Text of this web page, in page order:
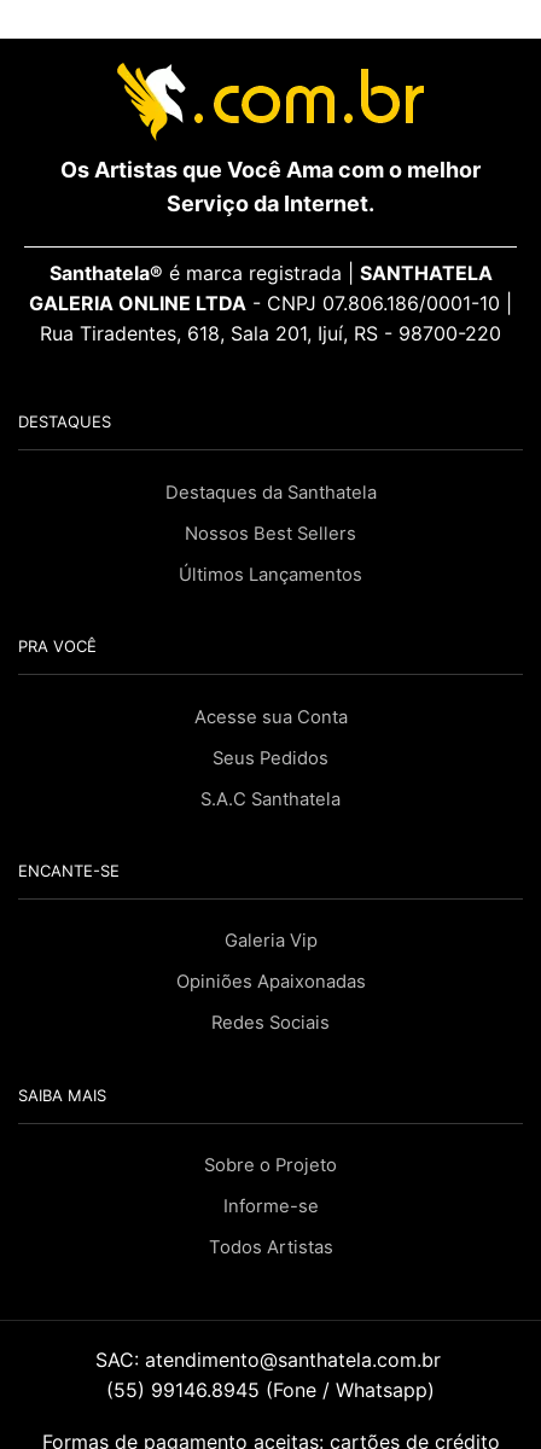
Os Artistas que Você Ama com o melhor
Serviço da Internet.
Santhatela® é marca registrada | SANTHATELA
GALERIA ONLINE LTDA - CNPJ 07.806.186/0001-10 |
Rua Tiradentes, 618, Sala 201, Ijuí, RS - 98700-220
DESTAQUES
Destaques da Santhatela
Nossos Best Sellers
Últimos Lançamentos
PRA VOCÊ
Acesse sua Conta
Seus Pedidos
S.A.C Santhatela
ENCANTE-SE
Galeria Vip
Opiniões Apaixonadas
Redes Sociais
SAIBA MAIS
Sobre o Projeto
Informe-se
Todos Artistas
SAC: atendimento@santhatela.com.br
(55) 99146.8945 (Fone / Whatsapp)
Formas de pagamento aceitas: cartões de crédito